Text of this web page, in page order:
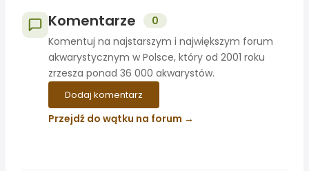
Komentarze
0
Komentuj na najstarszym i największym forum
akwarystycznym w Polsce, który od 2001 roku
zrzesza ponad 36 000 akwarystów.
Dodaj komentarz
Przejdź do wątku na forum